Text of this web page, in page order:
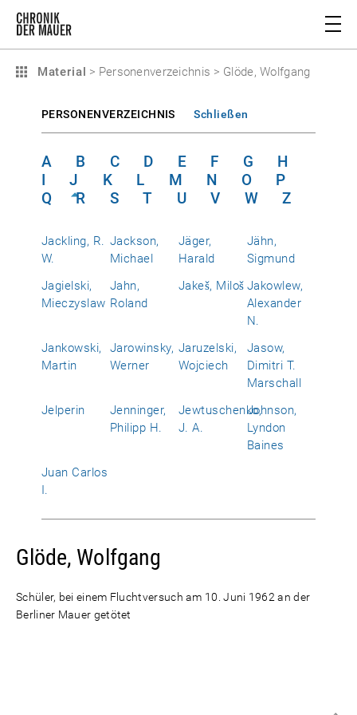
Material > Personenverzeichnis > Glöde, Wolfgang
PERSONENVERZEICHNIS Schließen
A B C D E F G
H
I
J K L M N O
P
Q
R S T U V W Z
Jackling, R.
W.
Jackson,
Michael
Jäger,
Harald
Jähn,
Sigmund
Jagielski,
Mieczyslaw
Jahn,
Roland
Jakeš, Miloš Jakowlew,
Alexander
N.
Jankowski,
Martin
Jarowinsky,
Werner
Jaruzelski,
Wojciech
Jasow,
Dimitri T.
Marschall
Jelperin
Jenninger,
Philipp H.
Jewtuschenko,
J. A.
Johnson,
Lyndon
Baines
Juan Carlos
I.
Glöde, Wolfgang
Schüler, bei einem Fluchtversuch am 10. Juni 1962 an der
Berliner Mauer getötet